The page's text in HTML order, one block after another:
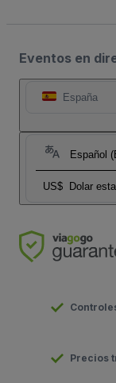
Eventos en
España
Español
US$ Dolar
Precios